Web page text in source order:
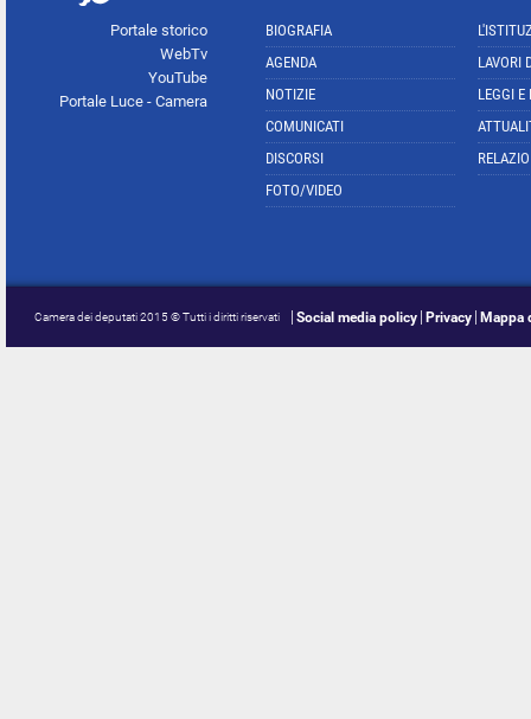
Portale storico
WebTv
YouTube
Portale Luce - Camera
BIOGRAFIA
AGENDA
NOTIZIE
COMUNICATI
DISCORSI
FOTO/VIDEO
LAVORI
LEGGI E
Camera dei deputati 2015 © Tutti i diritti riservati Social media policy Privacy Mappa